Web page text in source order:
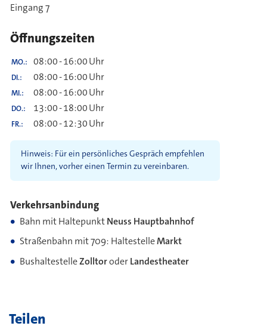
Eingang 7
Öffnungszeiten
MO. 08:00-16:00Uhr
DI. 08:00-16:00Uhr
MI. 08:00-16:00Uhr
DO. 13:00-18:00Uhr
FR. 08:00-12:30Uhr
Hinweis: Für ein persönliches Gespräch empfehlen
wir Ihnen, vorher einen Termin zu vereinbaren.
Verkehrsanbindung
Bahn mit HaltepunktNeuss Hauptbahnhof
Straßenbahn mit 709: HaltestelleMarkt
BushaltestelleZolltoroderLandestheater
Teilen